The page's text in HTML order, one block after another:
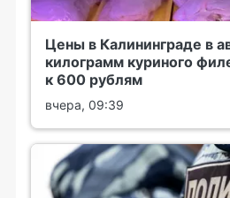
Цены в Калининграде в
килограмм куриного
к 600 рублям
вчера, 09:39